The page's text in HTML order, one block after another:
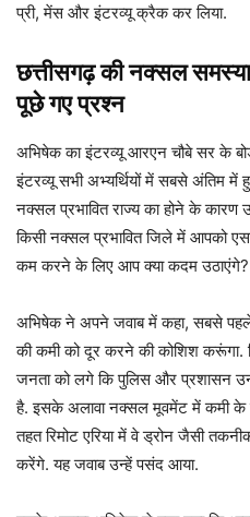
प्री, मेंस और इंटरव्यू क्रैक कर लिया.
छत्तीसगढ़ की नक्सल
पूछे गए प्रश्न
अभिषेक का इंटरव्यू आरएन चौबे सर के
इंटरव्यू सभी अभ्यर्थियों में सबसे अंतिम
नक्सल प्रभावित राज्य का होने के कारण
किसी नक्सल प्रभावित जिले में आपको
कम करने के लिए आप क्या कदम उठाएंगे?
अभिषेक ने अपने जवाब में कहा, सबसे
की कमी को दूर करने की कोशिश करूंगा.
जनता को लगे कि पुलिस और प्रशासन
है. इसके अलावा नक्सल मूवमेंट में कमी
तहत रिमोट एरिया में वे ड्रोन जैसी
करेंगे. यह जवाब उन्हें पसंद आया.